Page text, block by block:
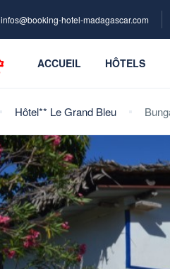
infos@booking-hotel-madagascar.com
ACCUEIL HÔTELS
Hôtel** Le Grand Bleu